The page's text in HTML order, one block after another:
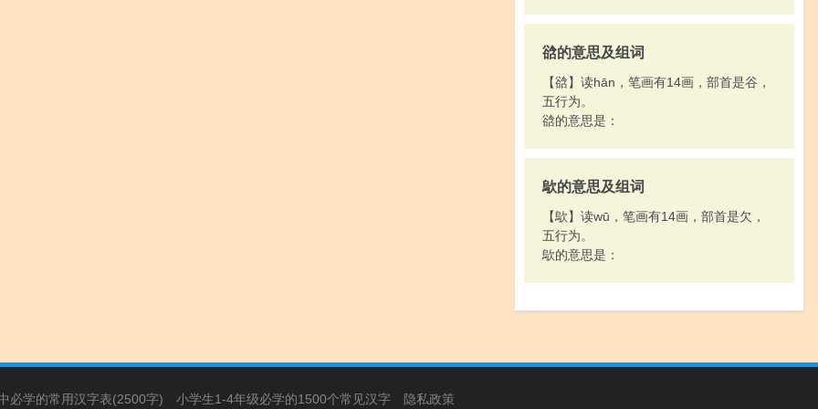
谽的意思及组词
【谽】读hān，笔画有14画，部首是谷，
五行为。
谽的意思是：
歍的意思及组词
【歍】读wū，笔画有14画，部首是欠，
五行为。
歍的意思是：
必学的常用汉字表(2500字) 小学生1-4年级必学的1500个常见汉字 隐私政策